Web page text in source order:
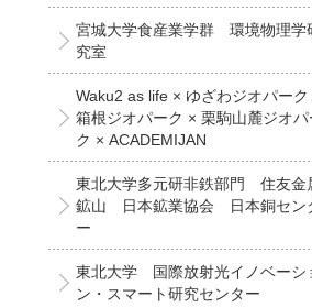
宮城大学食産業学群 環境物理学
究室
Waku2 as life × ゆざわジオパーク
箱根ジオパーク × 栗駒山麓ジオパ
ク × ACADEMIJAN
東北大学多元研非鉄部門 住友金
鉱山 日本鉱業協会 日本銅セン
ー
東北大学 国際放射光イノベーシ
ン・スマート研究センター